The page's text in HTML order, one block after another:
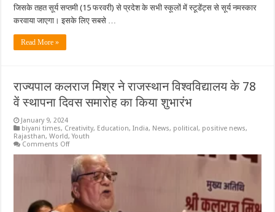
जिसके तहत सूर्य सप्तमी (15 फरवरी) से प्रदेश के सभी स्कूलों में स्टूडेंट्स से सूर्य नमस्कार
करवाया जाएगा। इसके लिए सबसे …
Read More »
राज्यपाल कलराज मिश्र ने राजस्थान विश्वविद्यालय के 78
वें स्थापना दिवस समारोह का किया शुभारंभ
January 9, 2024
biyani times, Creativity, Education,India, News, political, positive news,
Rajasthan,World,Youth
Comments Offon
कलराज
मिश्र
ने
राजस्थान
विश्वविद्यालय
के
78